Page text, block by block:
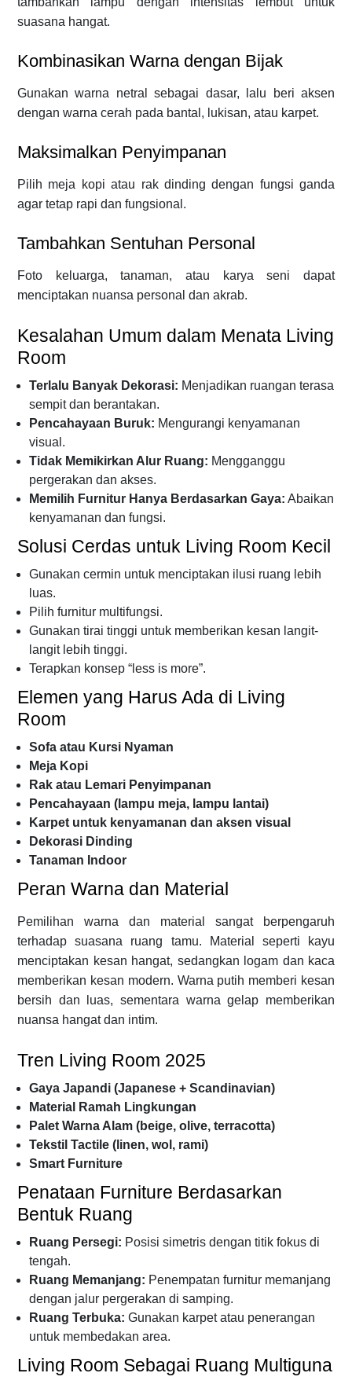
suasana hangat.
Kombinasikan Warna dengan Bijak
Gunakan warna netral sebagai dasar, lalu beri aksen
dengan warna cerah pada bantal, lukisan, atau karpet.
Maksimalkan Penyimpanan
Pilih meja kopi atau rak dinding dengan fungsi ganda
agar tetap rapi dan fungsional.
Tambahkan Sentuhan Personal
Foto keluarga, tanaman, atau karya seni dapat
menciptakan nuansa personal dan akrab.
Kesalahan Umum dalam Menata Living
Room
Terlalu Banyak Dekorasi: Menjadikan ruangan terasa
sempit dan berantakan.
Pencahayaan Buruk: Mengurangi kenyamanan
visual.
Tidak Memikirkan Alur Ruang: Mengganggu
pergerakan dan akses.
Memilih Furnitur Hanya Berdasarkan Gaya: Abaikan
kenyamanan dan fungsi.
Solusi Cerdas untuk Living Room Kecil
Gunakan cermin untuk menciptakan ilusi ruang lebih
luas.
Pilih furnitur multifungsi.
Gunakan tirai tinggi untuk memberikan kesan langit-
langit lebih tinggi.
Terapkan konsep “less is more”.
Elemen yang Harus Ada di Living
Room
Sofa atau Kursi Nyaman
Meja Kopi
Rak atau Lemari Penyimpanan
Pencahayaan (lampu meja, lampu lantai)
Karpet untuk kenyamanan dan aksen visual
Dekorasi Dinding
Tanaman Indoor
Peran Warna dan Material
Pemilihan warna dan material sangat berpengaruh
terhadap suasana ruang tamu. Material seperti kayu
menciptakan kesan hangat, sedangkan logam dan kaca
memberikan kesan modern. Warna putih memberi kesan
bersih dan luas, sementara warna gelap memberikan
nuansa hangat dan intim.
Tren Living Room 2025
Gaya Japandi (Japanese + Scandinavian)
Material Ramah Lingkungan
Palet Warna Alam (beige, olive, terracotta)
Tekstil Tactile (linen, wol, rami)
Smart Furniture
Penataan Furniture Berdasarkan
Bentuk Ruang
Ruang Persegi: Posisi simetris dengan titik fokus di
tengah.
Ruang Memanjang: Penempatan furnitur memanjang
dengan jalur pergerakan di samping.
Ruang Terbuka: Gunakan karpet atau penerangan
untuk membedakan area.
Living Room Sebagai Ruang Multiguna